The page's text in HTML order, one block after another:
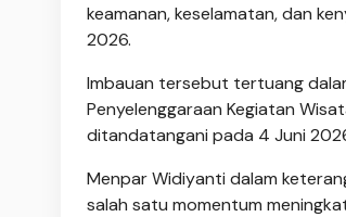
keamanan, keselamatan, dan
2026.
Imbauan tersebut tertuang
Penyelenggaraan Kegiatan
ditandatangani pada 4 Juni
Menpar Widiyanti dalam
salah satu momentum